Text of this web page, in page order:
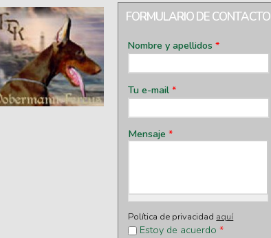
FORMULARIO DE CONTACTO
Nombre y apellidos*
Tu e-mail*
Mensaje*
Política de privacidad aquí
Estoy de acuerdo*